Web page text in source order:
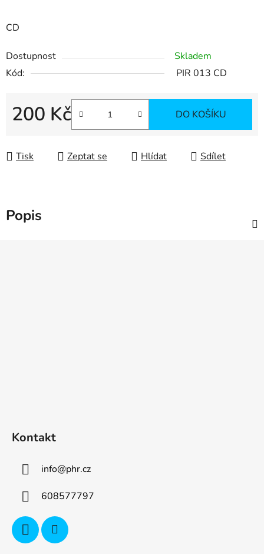
CD
Dostupnost
Skladem
Kód:
PIR 013 CD
200 Kč DO KOŠÍKU
Tisk Zeptat se Hlídat Sdílet
Popis
Kontakt
info@phr.cz
608577797